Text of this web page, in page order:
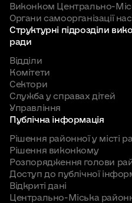
Виконком Центрально-
Органи самоорганізації
Структурні підрозділи
ради
Відділи
Комітети
Сектори
Служба у справах дітей
Управління
Публічна інформація
Рішення районної у місті
Рішення виконкому
Розпорядження голови
Доступ до публічної
Відкриті дані
Центрально-Міська